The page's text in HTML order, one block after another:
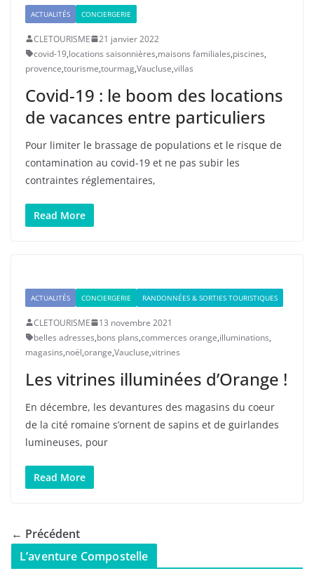
ACTUALITÉS CONCIERGERIE
CLETOURISME
21 janvier 2022
covid-19,locations saisonnières,maisons familiales,piscines,
provence,tourisme,tourmag,Vaucluse,villas
Covid-19 : le boom des locations
de vacances entre particuliers
Pour limiter le brassage de populations et le risque de
contamination au covid-19 et ne pas subir les
contraintes réglementaires,
Read More
ACTUALITÉS CONCIERGERIE RANDONNÉES & SORTIES TOURISTIQUES
CLETOURISME
13 novembre 2021
belles adresses,bons plans,commerces orange,illuminations,
magasins,noël,orange,Vaucluse,vitrines
Les vitrines illuminées d’Orange !
En décembre, les devantures des magasins du coeur
de la cité romaine s’ornent de sapins et de guirlandes
lumineuses, pour
Read More
← Précédent
L’aventure Compostelle